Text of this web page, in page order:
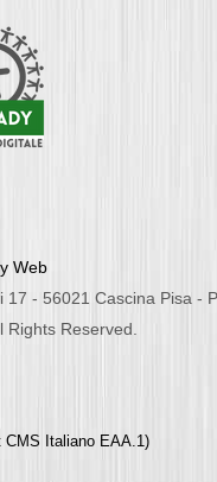
Web
- 56021 Cascina Pisa -
Reserved.
CMS Italiano EAA.1)